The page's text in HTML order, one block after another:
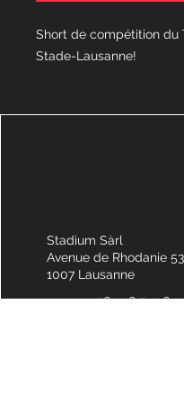
Short de compétition du
Stade-Lausanne!
Stadium Sàrl
Avenue de Rhodanie 53
1007 Lausanne
+41 76 556 74 56